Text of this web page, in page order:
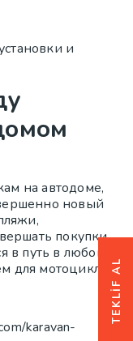
TEKLİF AL
и
на автодоме,
новый
покупки,
в путь в любой
для мотоцикла.
karavan-